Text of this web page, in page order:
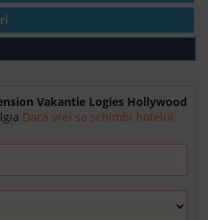
Vakantie Logies Hollywood
Daca vrei sa schimbi hotelul